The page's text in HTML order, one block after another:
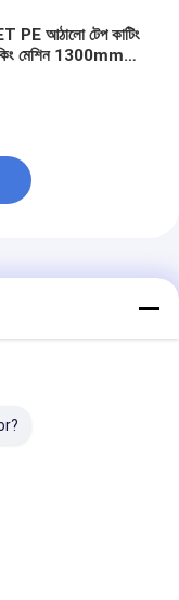
PE আঠালো টেপ কাটিং
মেশিন 1300mm